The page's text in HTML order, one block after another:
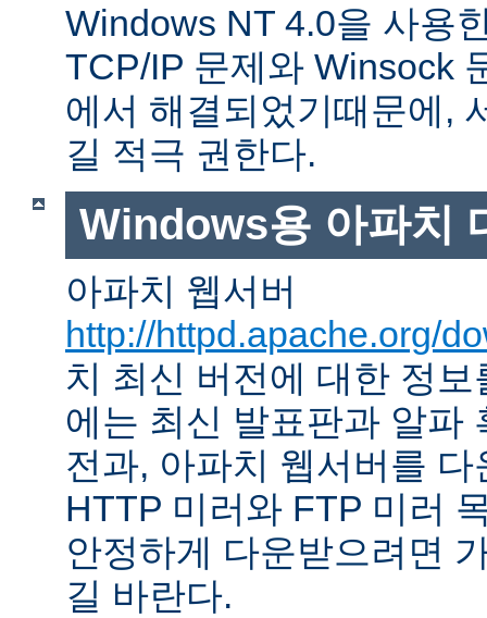
Windows NT 4.0을 사용
TCP/IP 문제와 Winsock
에서 해결되었기때문에,
길 적극 권한다.
Windows용 아파치
아파치 웹서버
http://httpd.apache.org/
치 최신 버전에 대한 정
에는 최신 발표판과 알파
전과, 아파치 웹서버를
HTTP 미러와 FTP 미러
안정하게 다운받으려면
길 바란다.